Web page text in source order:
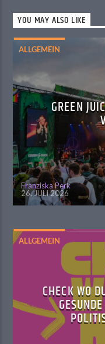
YOU MAY ALSO LIKE
ALLGEMEIN
GREEN
Franziska Perk
26. JULI 2026
ALLGEMEIN
CHECK WO